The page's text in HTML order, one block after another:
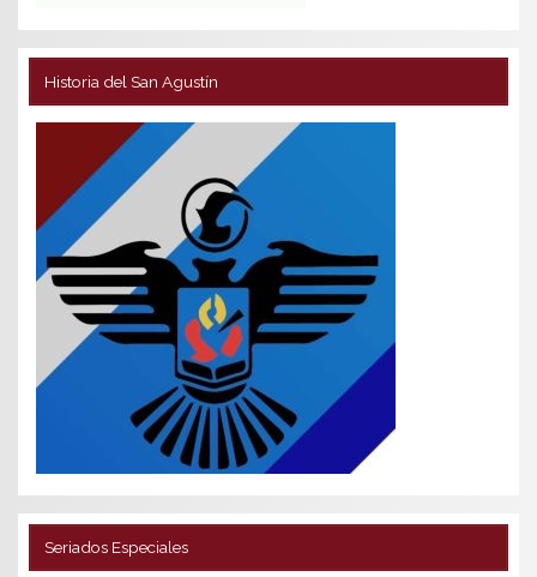
Historia del San Agustín
Seriados Especiales